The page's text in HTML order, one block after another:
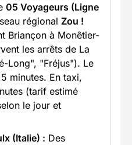
05 Voyageurs (Ligne
régional Zou !
Briançon à Monêtier-
les arrêts de La
Long", "Fréjus"). Le
minutes. En taxi,
(tarif estimé
le jour et
(Italie) : Des